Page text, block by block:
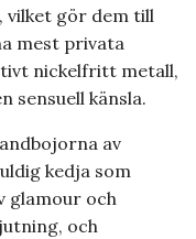
vilket gör dem till
mest privata
nickelfritt metall,
sensuell känsla.
av
kedja som
glamour och
och